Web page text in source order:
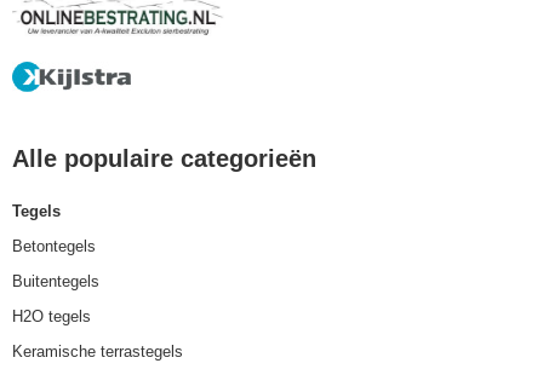
Alle populaire categorieën
Tegels
Betontegels
Buitentegels
H2O tegels
Keramische terrastegels